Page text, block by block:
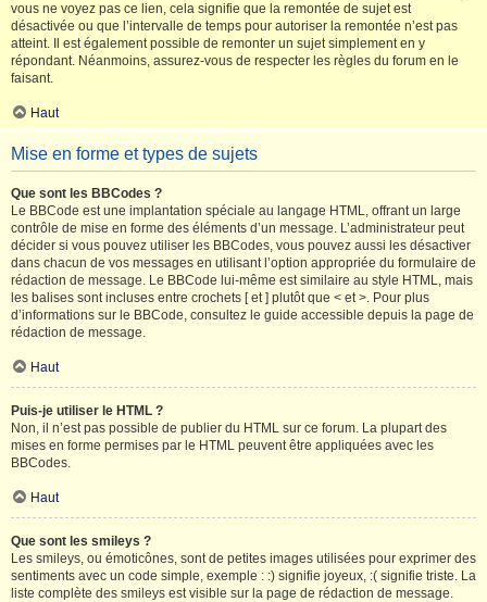
vous ne voyez pas ce lien, cela signifie que la remontée de sujet est
désactivée ou que l’intervalle de temps pour autoriser la remontée n’est pas
atteint. Il est également possible de remonter un sujet simplement en y
répondant. Néanmoins, assurez-vous de respecter les règles du forum en le
faisant.
Haut
Mise en forme et types de sujets
Que sont les BBCodes ?
Le BBCode est une implantation spéciale au langage HTML, offrant un large
contrôle de mise en forme des éléments d’un message. L’administrateur peut
décider si vous pouvez utiliser les BBCodes, vous pouvez aussi les désactiver
dans chacun de vos messages en utilisant l’option appropriée du formulaire de
rédaction de message. Le BBCode lui-même est similaire au style HTML, mais
les balises sont incluses entre crochets [ et ] plutôt que < et >. Pour plus
d’informations sur le BBCode, consultez le guide accessible depuis la page de
rédaction de message.
Haut
Puis-je utiliser le HTML ?
Non, il n’est pas possible de publier du HTML sur ce forum. La plupart des
mises en forme permises par le HTML peuvent être appliquées avec les
BBCodes.
Haut
Que sont les smileys ?
Les smileys, ou émoticônes, sont de petites images utilisées pour exprimer des
sentiments avec un code simple, exemple : :) signifie joyeux, :( signifie triste. La
liste complète des smileys est visible sur la page de rédaction de message.